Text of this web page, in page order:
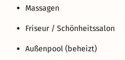
Massagen
Friseur / Schönheitssalon
Außenpool (beheizt)